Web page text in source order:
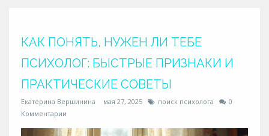
КАК ПОНЯТЬ, НУЖЕН ЛИ ТЕБЕ
ПСИХОЛОГ: БЫСТРЫЕ ПРИЗНАКИ И
ПРАКТИЧЕСКИЕ СОВЕТЫ
Екатерина Вершинина мая 27, 2025 поиск психолога
0
Комментарии